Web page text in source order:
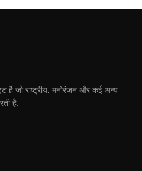
है जो राष्ट्रीय, मनोरंजन और कई अन्य
है.